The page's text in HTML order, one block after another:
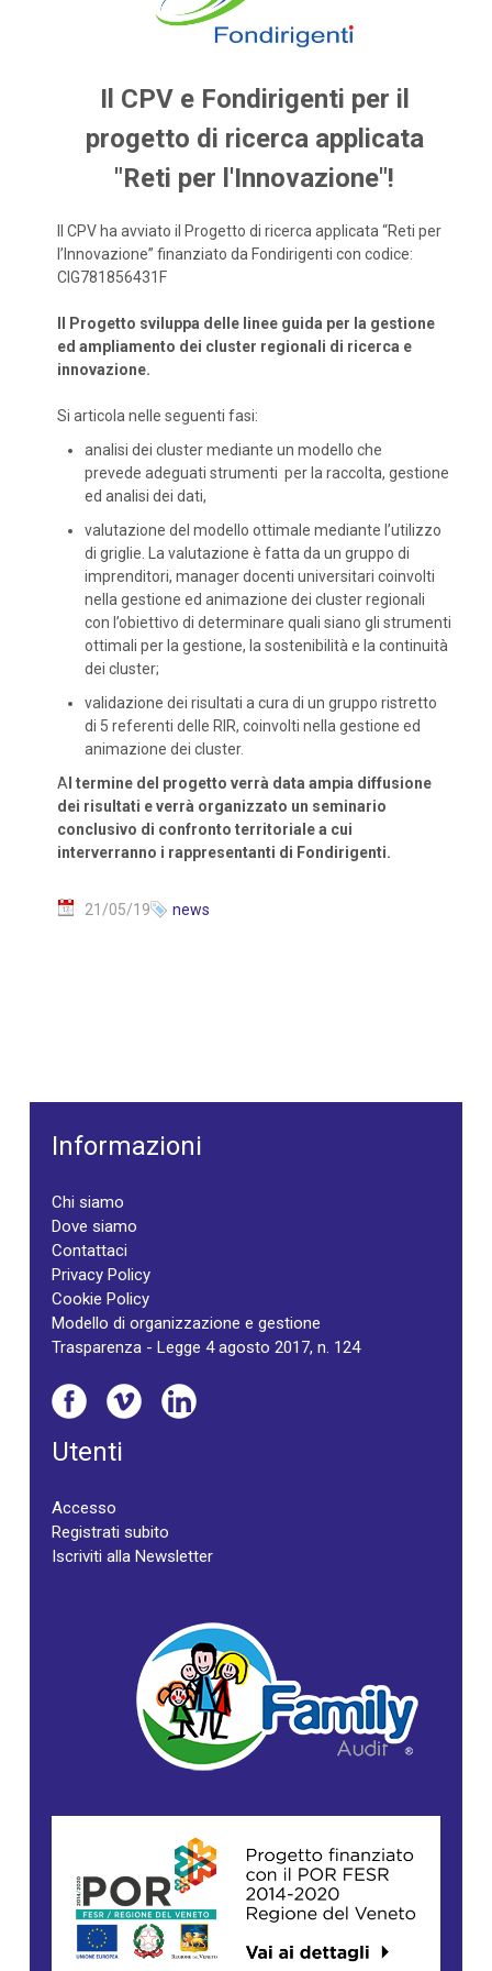
Il CPV e Fondirigenti per il
progetto di ricerca applicata
"Reti per l'Innovazione"!
Il CPV ha avviato il Progetto di ricerca applicata “Reti per
l’Innovazione” finanziato da Fondirigenti con codice:
CIG781856431F
Il Progetto sviluppa delle linee guida per la gestione
ed ampliamento dei cluster regionali di ricerca e
innovazione.
Si articola nelle seguenti fasi:
analisi dei cluster mediante un modello che
prevede adeguati strumenti per la raccolta, gestione
ed analisi dei dati,
valutazione del modello ottimale mediante l’utilizzo
di griglie. La valutazione è fatta da un gruppo di
imprenditori, manager docenti universitari coinvolti
nella gestione ed animazione dei cluster regionali
con l’obiettivo di determinare quali siano gli strumenti
ottimali per la gestione, la sostenibilità e la continuità
dei cluster;
validazione dei risultati a cura di un gruppo ristretto
di 5 referenti delle RIR, coinvolti nella gestione ed
animazione dei cluster.
A l termine del progetto verrà data ampia diffusione
dei risultati e verrà organizzato un seminario
conclusivo di confronto territoriale a cui
interverranno i rappresentanti di Fondirigenti.
21/05/19 news
Informazioni
Chi siamo
Dove siamo
Contattaci
Privacy Policy
Cookie Policy
Modello di organizzazione e gestione
Trasparenza - Legge 4 agosto 2017, n. 124
Utenti
Accesso
Registrati subito
Iscriviti alla Newsletter